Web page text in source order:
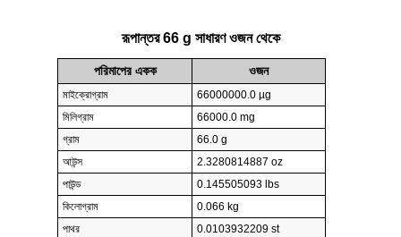
রূপান্তর 66 g সাধারণ ওজন থেকে
পরিমাপের একক ওজন
মাইক্রোগ্রাম
66000000.0 µg
মিলিগ্রাম
66000.0 mg
গ্রাম
66.0 g
আউন্স
2.3280814887 oz
পাউন্ড
0.145505093 lbs
কিলোগ্রাম
0.066 kg
পাথর
0.0103932209 st